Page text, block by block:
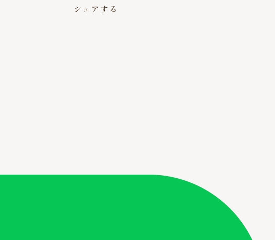
シェアする